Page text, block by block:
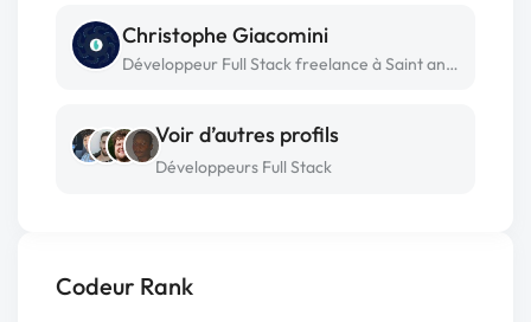
Codeur Rank
Christophe Giacomini
Développeur Full Stack freelance à Saint andré de la roche
Voir d’autres profils
Développeurs Full Stack